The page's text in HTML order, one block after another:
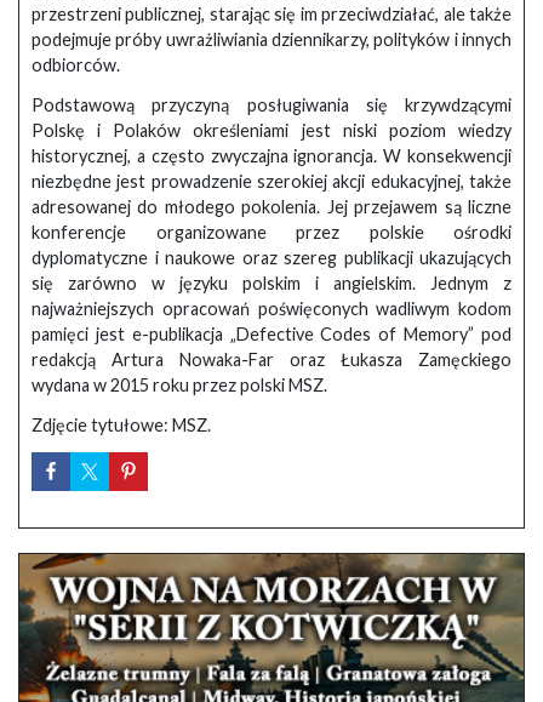
przestrzeni publicznej, starając się im przeciwdziałać, ale także
podejmuje próby uwrażliwiania dziennikarzy, polityków i innych
odbiorców.
Podstawową przyczyną posługiwania się krzywdzącymi
Polskę i Polaków określeniami jest niski poziom wiedzy
historycznej, a często zwyczajna ignorancja. W konsekwencji
niezbędne jest prowadzenie szerokiej akcji edukacyjnej, także
adresowanej do młodego pokolenia. Jej przejawem są liczne
konferencje organizowane przez polskie ośrodki
dyplomatyczne i naukowe oraz szereg publikacji ukazujących
się zarówno w języku polskim i angielskim. Jednym z
najważniejszych opracowań poświęconych wadliwym kodom
pamięci jest e-publikacja „Defective Codes of Memory” pod
redakcją Artura Nowaka-Far oraz Łukasza Zamęckiego
wydana w 2015 roku przez polski MSZ.
Zdjęcie tytułowe: MSZ.